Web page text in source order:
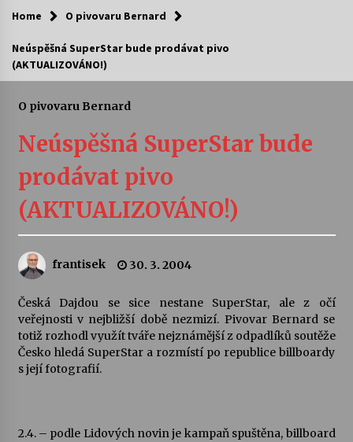
Kam za kulturou?
4. 8. 2026
Vernisáž výstavy Josefíny Duškové: Stávám se
30. 7. 2026
Veselí muzikanti
30. 7. 2026
šedesátka: 28. 7.–1. 8. 2026
28. 7. 2026
Letní koncerty ve Stromovce: Kolchoz a
Votavžatský ploty
Home O pivovaru Bernard
Neúspěšná SuperStar bude prodávat pivo
(AKTUALIZOVÁNO!)
O pivovaru Bernard
Neúspěšná SuperStar bude
prodávat pivo
(AKTUALIZOVÁNO!)
frantisek 30. 3. 2004
Česká Dajdou se sice nestane SuperStar, ale z očí
veřejnosti v nejbližší době nezmizí. Pivovar Bernard se
totiž rozhodl využít tváře nejznámější z odpadlíků soutěže
Česko hledá SuperStar a rozmístí po republice billboardy
s její fotografií.
2.4. – podle Lidových novin je kampaň spuštěna, billboard